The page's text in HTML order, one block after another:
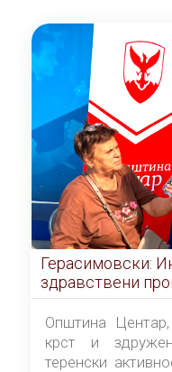
Герасимовски:
здравствени
граѓаните во
Општина
крст и
теренски